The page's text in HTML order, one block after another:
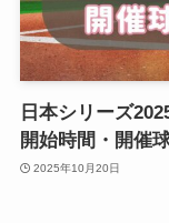
日本シリーズ
開始時間・開催
2025年10月20日